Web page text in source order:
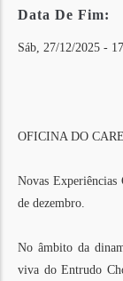
Data De Fim:
Sáb, 27/12/2025 -
OFICINA DO
Novas
de dezembro.
No âmbito da
viva do Entrudo